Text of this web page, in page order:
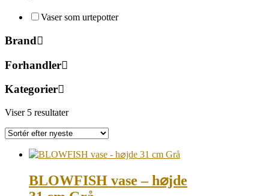
Vaser som urtepotter
Brand
Forhandler
Kategorier
Viser 5 resultaterSorted
latest
BLOWFISH vase – h⌀jde